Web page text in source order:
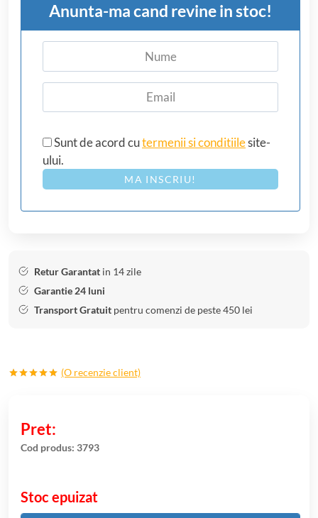
Anunta-ma cand revine in stoc!
Sunt de acord cutermenii si conditiilesite-
ului.
MA INSCRIU!
Retur Garantat in 14 zile
Garantie 24 luni
Transport Gratuit pentru comenzi de peste 450 lei
singure
evaluări
(O recenzie client)
Cod produs: 3793
Stoc epuizat